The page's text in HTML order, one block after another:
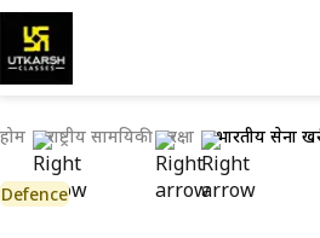
होम राष्ट्रीय सामयिकी रक्षा
Defence